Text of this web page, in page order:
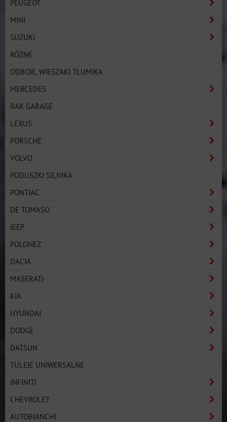
PEUGEOT
MINI
SUZUKI
RÓŻNE
ODBOJE, WIESZAKI TŁUMIKA
MERCEDES
RAK GARAGE
LEXUS
PORSCHE
VOLVO
PODUSZKI SILNIKA
PONTIAC
DE TOMASO
JEEP
POLONEZ
DACIA
MASERATI
KIA
HYUNDAI
DODGE
DATSUN
TULEJE UNIWERSALNE
INFINITI
CHEVROLET
AUTOBIANCHI